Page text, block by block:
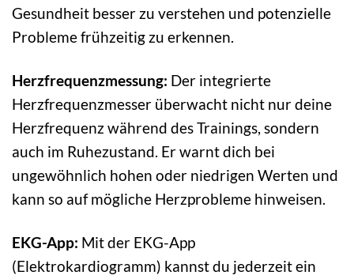
Gesundheit besser zu verstehen und potenzielle
Probleme frühzeitig zu erkennen.
Herzfrequenzmessung: Der integrierte
Herzfrequenzmesser überwacht nicht nur deine
Herzfrequenz während des Trainings, sondern
auch im Ruhezustand. Er warnt dich bei
ungewöhnlich hohen oder niedrigen Werten und
kann so auf mögliche Herzprobleme hinweisen.
EKG-App: Mit der EKG-App
(Elektrokardiogramm) kannst du jederzeit ein